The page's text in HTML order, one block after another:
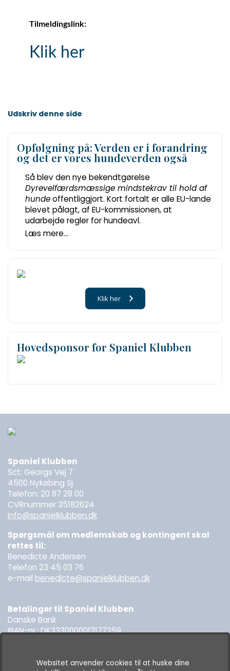
7.
kl.
Tilmeldingslink:
Klik her
Udskriv denne side
Opfølgning på: Verden er i forandring
og det er vores hundeverden også
Så blev den nye bekendtgørelse
Dyrevelfærdsmæssige mindstekrav til hold af
hundeoffentliggjort. Kort fortalt er alle EU-lande
blevet pålagt, af EU-kommissionen, at
udarbejde regler for hundeavl.
Læs mere...
Klik her
Hovedsponsor for Spaniel Klubben
Spaniel Klubben
Sct. Georgs Vej 7
4500 Nykøbing Sj.
Telefon: 20 87 28 00
CVRnummer 35182624
info@spanielklubben.dk
Spørgsmål om medlemskab og kontingent skal
rettes til:
Benedicte Andersen
Telefon 23 45 03 76
e-mail benedicte@spanielklubben.dk
Betalinger til Spaniel Klubben
Danske Bank
IBAN-nr.: DK3330000012177259
Websitet anvender cookies til at huske dine